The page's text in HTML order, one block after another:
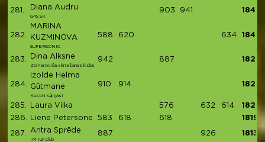
281. Diana Audru
G4S SK
903 941 1844
282.
MARINA
KUZMINOVA
SUPERSONIC
588 620 634 1842
283. Dina Alksne
Žolneroviča skriešanas klubs
942 887 1829
284.
Izolde Helma
Gūtmane
Kustini kājiņas!
910 914 1824
285. Laura Vilka 576 632 614
1822
286.
Liene Petersone 583 618 618 1819
287. Antra Sprēde
IM run club
887 926 1813